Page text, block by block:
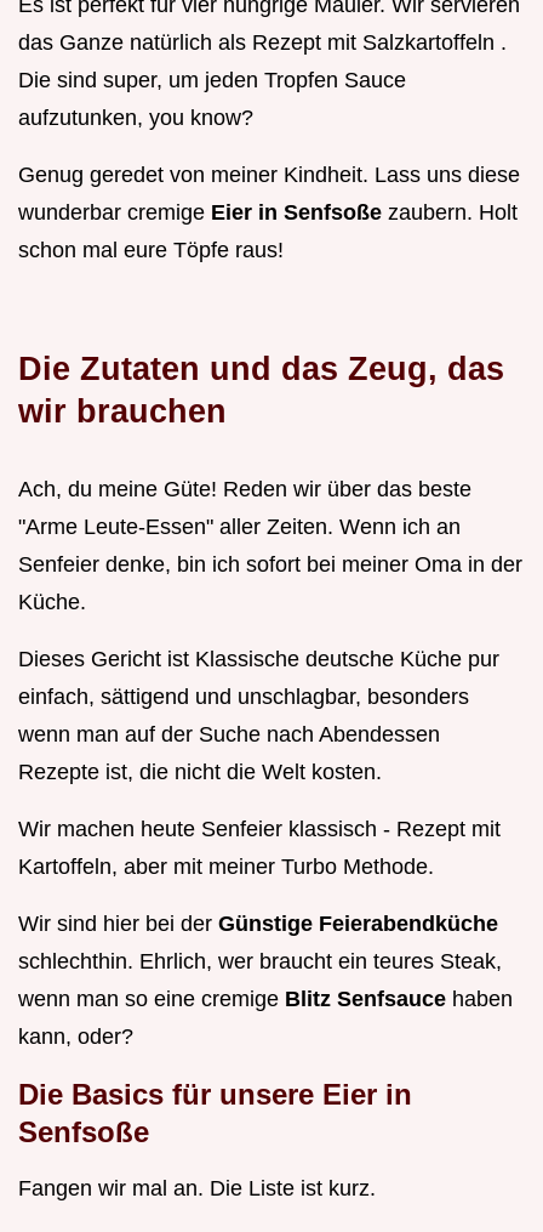
Es ist perfekt für vier hungrige Mäuler. Wir servieren
das Ganze natürlich als Rezept mit Salzkartoffeln .
Die sind super, um jeden Tropfen Sauce
aufzutunken, you know?
Genug geredet von meiner Kindheit. Lass uns diese
wunderbar cremige Eier in Senfsoße zaubern. Holt
schon mal eure Töpfe raus!
Die Zutaten und das Zeug, das
wir brauchen
Ach, du meine Güte! Reden wir über das beste
"Arme Leute-Essen" aller Zeiten. Wenn ich an
Senfeier denke, bin ich sofort bei meiner Oma in der
Küche.
Dieses Gericht ist Klassische deutsche Küche pur
einfach, sättigend und unschlagbar, besonders
wenn man auf der Suche nach Abendessen
Rezepte ist, die nicht die Welt kosten.
Wir machen heute Senfeier klassisch - Rezept mit
Kartoffeln, aber mit meiner Turbo Methode.
Wir sind hier bei der Günstige Feierabendküche
schlechthin. Ehrlich, wer braucht ein teures Steak,
wenn man so eine cremige Blitz Senfsauce haben
kann, oder?
Die Basics für unsere Eier in
Senfsoße
Fangen wir mal an. Die Liste ist kurz.